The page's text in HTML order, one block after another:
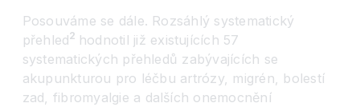
Posouváme se dále. Rozsáhlý systematický
přehled2 hodnotil již existujících 57
systematických přehledů zabývajících se
akupunkturou pro léčbu artrózy, migrén, bolestí
zad, fibromyalgie a dalších onemocnění